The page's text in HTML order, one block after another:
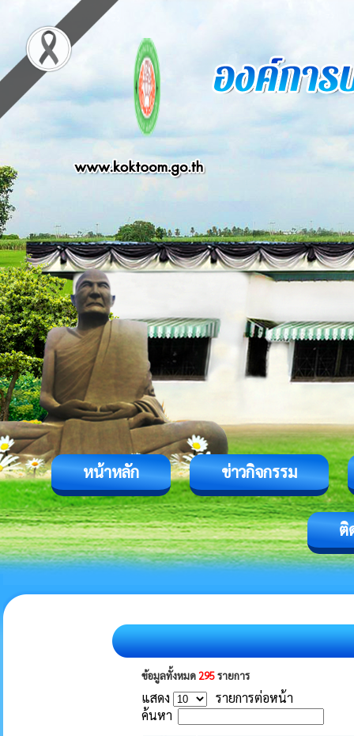
หน้าหลัก ข่าวกิจกรรม
ติ
ข้อมูลทั้งหมด 295รายการ
แสดง
รายการต่อหน้า
ค้นหา